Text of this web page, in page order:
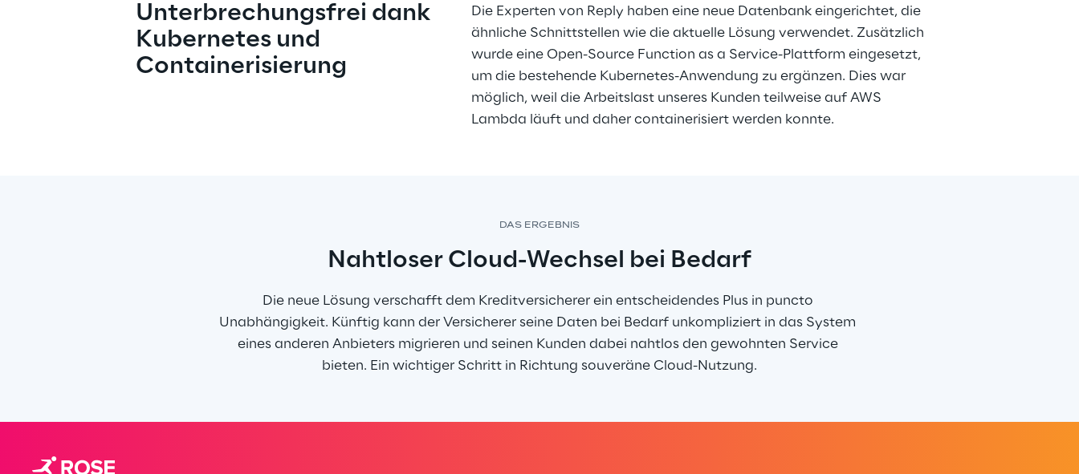
Unterbrechungsfrei dank
Kubernetes und
Containerisierung
Die Experten von Reply haben eine neue Datenbank eingerichtet, die
ähnliche Schnittstellen wie die aktuelle Lösung verwendet. Zusätzlich
wurde eine Open-Source Function as a Service-Plattform eingesetzt,
um die bestehende Kubernetes-Anwendung zu ergänzen. Dies war
möglich, weil die Arbeitslast unseres Kunden teilweise auf AWS
Lambda läuft und daher containerisiert werden konnte.
DAS ERGEBNIS
Nahtloser Cloud-Wechsel bei Bedarf
Die neue Lösung verschafft dem Kreditversicherer ein entscheidendes Plus in puncto
Unabhängigkeit. Künftig kann der Versicherer seine Daten bei Bedarf unkompliziert in das System
eines anderen Anbieters migrieren und seinen Kunden dabei nahtlos den gewohnten Service
bieten. Ein wichtiger Schritt in Richtung souveräne Cloud-Nutzung.